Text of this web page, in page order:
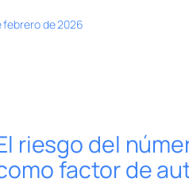
febrero de 2026
riesgo del
factor de